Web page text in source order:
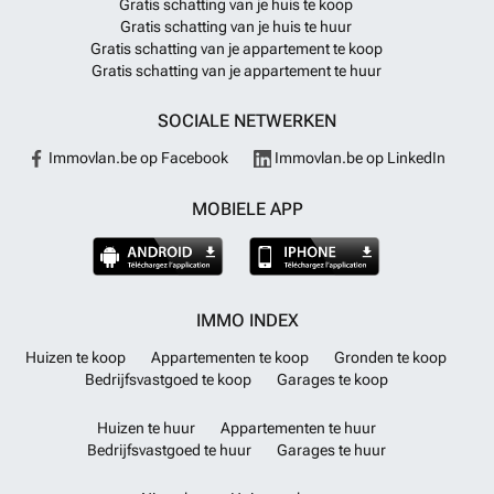
Gratis schatting van je huis te koop
Gratis schatting van je huis te huur
Gratis schatting van je appartement te koop
Gratis schatting van je appartement te huur
SOCIALE NETWERKEN
Immovlan.be op Facebook Immovlan.be op LinkedIn
MOBIELE APP
IMMO INDEX
Huizen te koop Appartementen te koop
Gronden te koop
Bedrijfsvastgoed te koop
Garages te koop
Huizen te huur
Appartementen te huur
Bedrijfsvastgoed te huur
Garages te huur